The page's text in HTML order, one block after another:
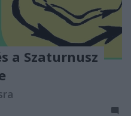
a Szaturnusz